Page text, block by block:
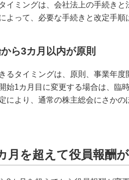
イミングは、会社法上の手続きと
よって、必要な手続きと改定手
ら3カ月以内が原則
るタイミングは、原則、事業年度
始1カ月目に変更する場合は、臨
により、通常の株主総会にさかの
月を超えて役員報酬